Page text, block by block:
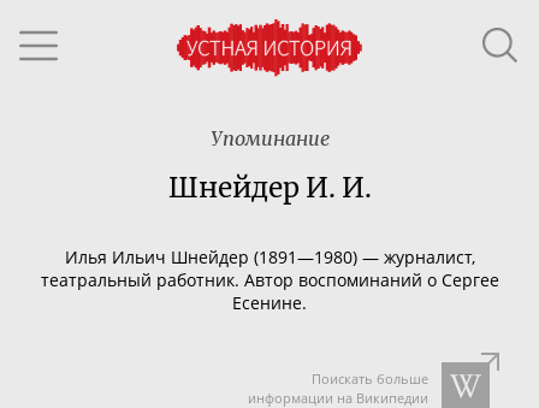
Упоминание
Шнейдер И. И.
Илья Ильич Шнейдер (1891—1980) — журналист,
театральный работник. Автор воспоминаний о Сергее
Есенине.
Поискать больше
информации на Википедии